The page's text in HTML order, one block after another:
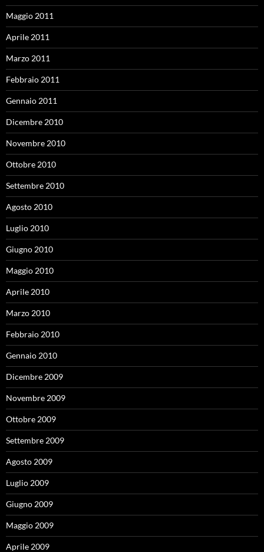
Maggio 2011
Aprile 2011
Marzo 2011
Febbraio 2011
Gennaio 2011
Dicembre 2010
Novembre 2010
Ottobre 2010
Settembre 2010
Agosto 2010
Luglio 2010
Giugno 2010
Maggio 2010
Aprile 2010
Marzo 2010
Febbraio 2010
Gennaio 2010
Dicembre 2009
Novembre 2009
Ottobre 2009
Settembre 2009
Agosto 2009
Luglio 2009
Giugno 2009
Maggio 2009
Aprile 2009